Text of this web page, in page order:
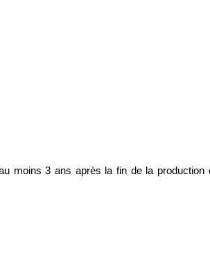
moins 3 ans après la fin de la production